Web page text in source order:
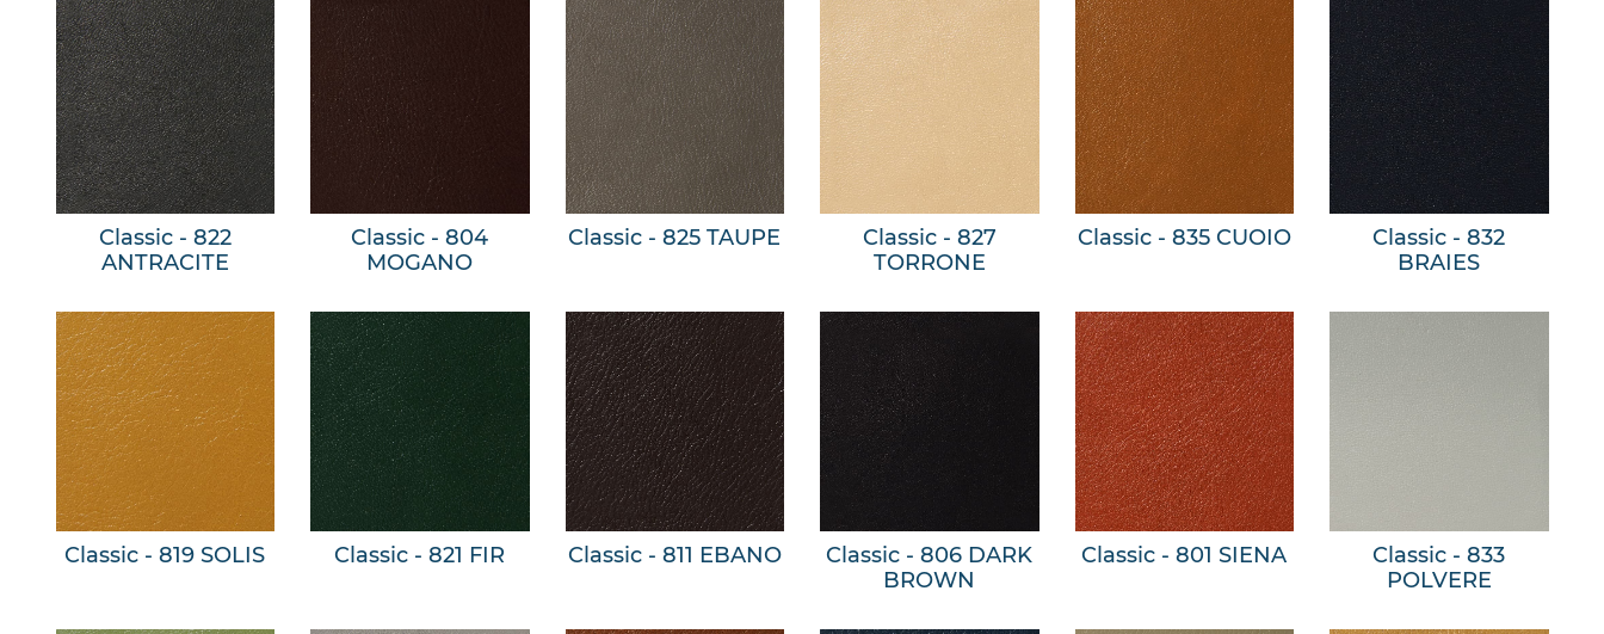
Classic - 822
ANTRACITE
Classic - 804
MOGANO
Classic - 825 TAUPE
Classic - 827
TORRONE
Classic - 835 CUOIO
Classic - 832
BRAIES
Classic - 819 SOLIS Classic - 821 FIR Classic - 811 EBANO
Classic - 806 DARK
BROWN
Classic - 801 SIENA
Classic - 833
POLVERE